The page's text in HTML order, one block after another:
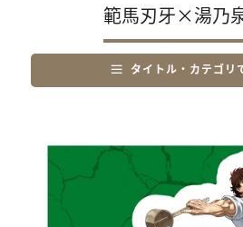
範馬刃牙×湯乃
タイトル・カテゴリ